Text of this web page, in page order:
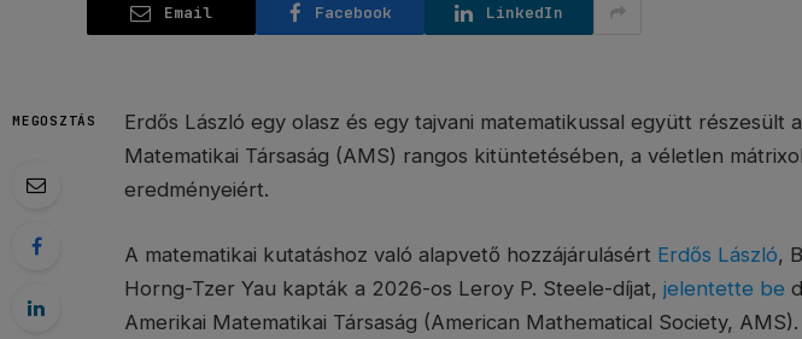
Email Facebook LinkedIn
MEGOSZTÁS
Erdős László egy olasz és egy tajvani matematikussal együtt részesült
Matematikai Társaság (AMS) rangos kitüntetésében, a véletlen
eredményeiért.
A matematikai kutatáshoz való alapvető hozzájárulásért Erdős László,
Horng-Tzer Yau kapták a 2026-os Leroy P. Steele-díjat, jelentette be
Amerikai Matematikai Társaság (American Mathematical Society,